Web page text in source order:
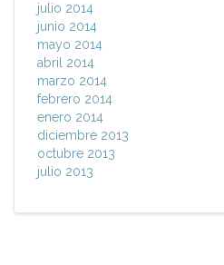
julio 2014
junio 2014
mayo 2014
abril 2014
marzo 2014
febrero 2014
enero 2014
diciembre 2013
octubre 2013
julio 2013